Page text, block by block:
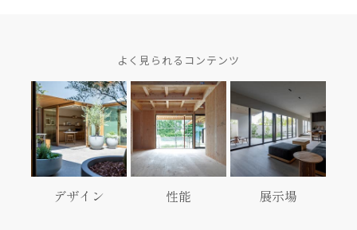
よく見られるコンテンツ
デザイン 性能 展示場